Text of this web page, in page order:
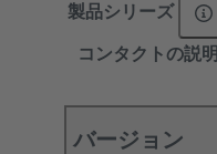
製品シリーズ
コンタクトの説明
バージョン